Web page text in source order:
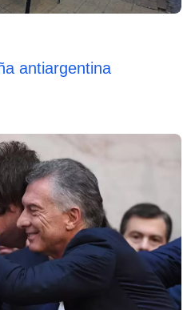
antiargentina